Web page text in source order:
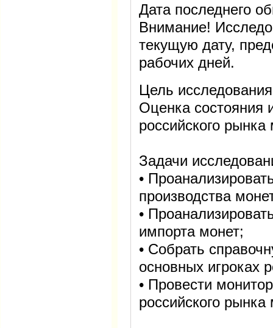
Дата последнего
Внимание!
текущую дату,
рабочих дней.
Цель исследования
Оценка состояния
российского рынка
Задачи
•
производства
•
импорта монет;
• Собрать
основных игроках
• Провести
российского рынка